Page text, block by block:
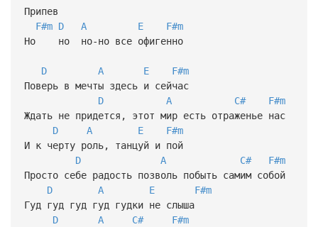
Припев
F#m D A E
F#m
Но но но-но все офигенно
D A E
F#m
Поверь в мечты здесь и сейчас
D
A C#
F#m
Ждать не придется, этот мир есть отраженье нас
D
A E
F#m
И к черту роль, танцуй и пой
D
A C#
F#m
Просто себе радость позволь побыть самим собой
D
A E
F#m
Гуд гуд гуд гуд гудки не слыша
D
A C#
F#m